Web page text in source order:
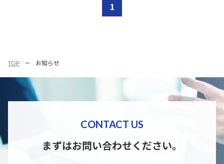
1
TOP お知らせ
CONTACT US
まずはお問い合わせください。